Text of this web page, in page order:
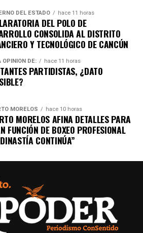
no revelado. Organizaciones
preocupación por el clima
surcoreano Yoon
a cinco años
Sur sentenció al exmandatario a
por obstrucción de justicia
de ley marcial en 2024. La
el fallo.
firman acuerdo
en Beijing, ambos países
incluye la reducción de
eléctricos chinos y la disminución
DEL ESTADO hace 11 horas
DEL POLO DE
CONSOLIDA AL DISTRITO
Y TECNOLÓGICO DE CANCÚN
OPINIÓN DE: hace 11 horas
PARTIDISTAS, ¿DATO
MORELOS hace 10 horas
MORELOS AFINA DETALLES PARA
FUNCIÓN DE BOXEO PROFESIONAL
CONTINÚA”